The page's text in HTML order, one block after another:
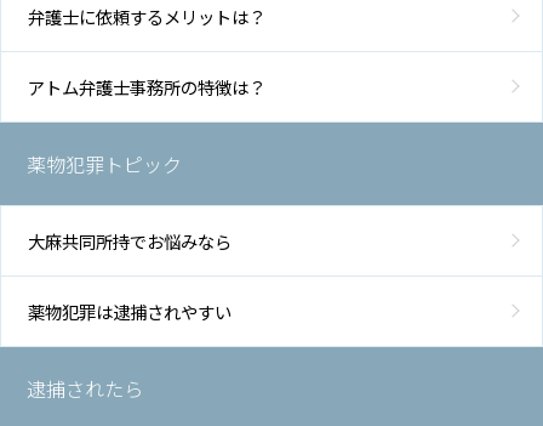
費
用
図・
セス
弁護士に依頼するメリットは？
アトム弁護士事務所の特徴は？
薬物犯罪トピック
大麻共同所持でお悩みなら
薬物犯罪は逮捕されやすい
逮捕されたら